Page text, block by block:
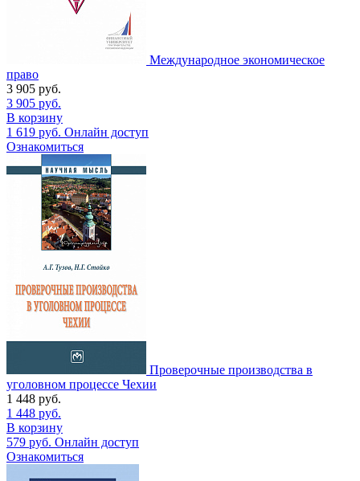
Международное экономическое
право
3 905 руб.
3 905 руб.
В корзину
1 619 руб. Онлайн доступ
Ознакомиться
Проверочные производства в
уголовном процессе Чехии
1 448 руб.
1 448 руб.
В корзину
579 руб. Онлайн доступ
Ознакомиться